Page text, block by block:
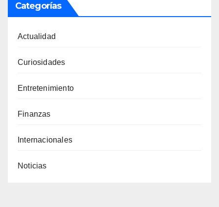
Categorías
Actualidad
Curiosidades
Entretenimiento
Finanzas
Internacionales
Noticias